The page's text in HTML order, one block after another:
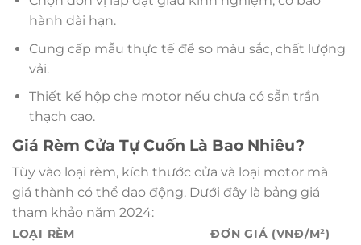
hành dài hạn.
Cung cấp mẫu thực tế để so màu sắc, chất lượng
vải.
Thiết kế hộp che motor nếu chưa có sẵn trần
thạch cao.
Giá Rèm Cửa Tự Cuốn Là Bao Nhiêu?
Tùy vào loại rèm, kích thước cửa và loại motor mà
giá thành có thể dao động. Dưới đây là bảng giá
tham khảo năm 2024:
LOẠI RÈM
ĐƠN GIÁ (VNĐ/M²)